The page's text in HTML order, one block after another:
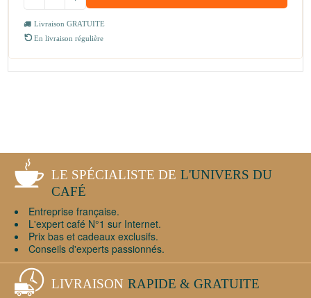
Livraison GRATUITE
En livraison régulière
LE SPÉCIALISTE DE L'UNIVERS DU
CAFÉ
Entreprise française.
L'expert café N°1 sur Internet.
Prix bas et cadeaux exclusifs.
Conseils d'experts passionnés.
LIVRAISON RAPIDE & GRATUITE